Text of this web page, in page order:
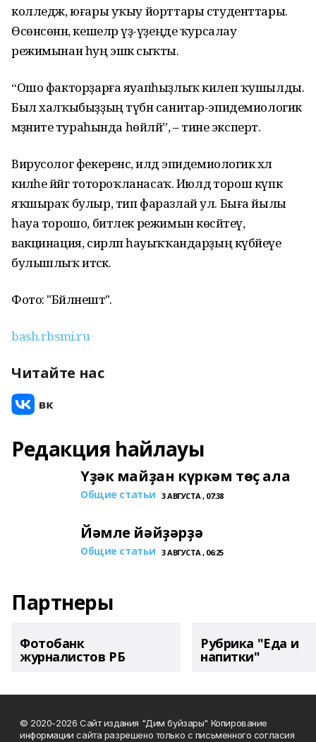
колледж, юғары уҡыу йорттары студенттары.
Өсөнсөнән, кешеләр үҙ-үҙеңде ҡурсалау
режимынан һуң эшкә сыҡты.
“Ошо факторҙарға яуапһыҙлыҡ килеп ҡушылды.
Был халҡыбыҙҙың түбән санитар-эпидемиологик
мәҙәниәте тураһында һөйләй”, – тине эксперт.
Вирусолог фекеренсә, илдә эпидемиологик хәл
киләһе йәйгә тотороҡланасаҡ. Июлдә торош күпкә
яҡшыраҡ булыр, тип фаразлай ул. Быға йылы
һауа торошо, битлек режимын көсәйтеү,
вакцинация, сирләп һауыҡҡандарҙың күбәйеүе
булышлыҡ итәсәк.
Фото: "Бәйләнештә".
bash.rbsmi.ru
Читайте нас
Редакция һайлауы
Үҙәк майҙан күркәм төҫ ала
Общие статьи 3 АВГУСТА , 07:38
Йәмле йәйҙәрҙә
Общие статьи 3 АВГУСТА , 06:25
Партнеры
Фотобанк
журналистов РБ
Рубрика "Еда и
напитки"
© 2020-2026 Сайт издания "Дим буйзары" Копирование
информации сайта разрешено только с письменного согласия